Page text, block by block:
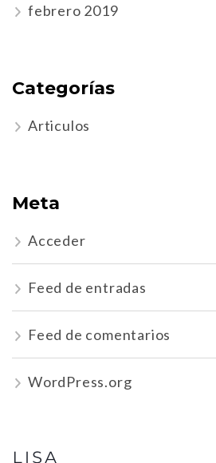
febrero 2019
Categorías
Articulos
Meta
Acceder
Feed de entradas
Feed de comentarios
WordPress.org